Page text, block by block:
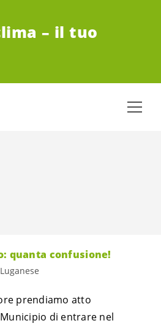
– il tuo
quanta confusione!
Luganese
prendiamo atto
di entrare nel